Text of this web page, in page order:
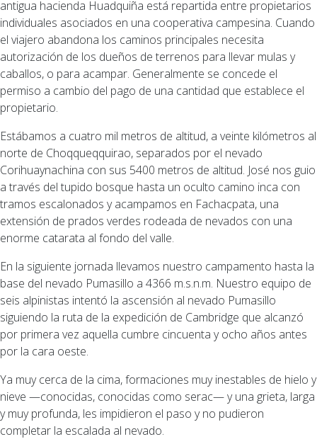
antigua hacienda Huadquiña está repartida entre propietarios
individuales asociados en una cooperativa campesina. Cuando
el viajero abandona los caminos principales necesita
autorización de los dueños de terrenos para llevar mulas y
caballos, o para acampar. Generalmente se concede el
permiso a cambio del pago de una cantidad que establece el
propietario.
Estábamos a cuatro mil metros de altitud, a veinte kilómetros al
norte de Choqqueqquirao, separados por el nevado
Corihuaynachina con sus 5400 metros de altitud. José nos guio
a través del tupido bosque hasta un oculto camino inca con
tramos escalonados y acampamos en Fachacpata, una
extensión de prados verdes rodeada de nevados con una
enorme catarata al fondo del valle.
En la siguiente jornada llevamos nuestro campamento hasta la
base del nevado Pumasillo a 4366 m.s.n.m. Nuestro equipo de
seis alpinistas intentó la ascensión al nevado Pumasillo
siguiendo la ruta de la expedición de Cambridge que alcanzó
por primera vez aquella cumbre cincuenta y ocho años antes
por la cara oeste.
Ya muy cerca de la cima, formaciones muy inestables de hielo y
nieve —conocidas, conocidas como serac— y una grieta, larga
y muy profunda, les impidieron el paso y no pudieron
completar la escalada al nevado.